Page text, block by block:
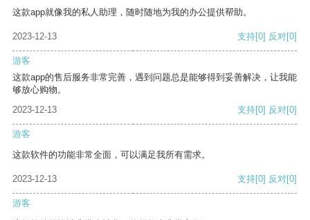
这款app就像我的私人助理，随时随地为我的办公提供帮助。
2023-12-13 支持[0] 反对[0]
游客
这款app的售后服务非常完善，遇到问题总是能够得到妥善解决，让我能
够放心购物。
2023-12-13
支持[0] 反对[0]
游客
这款软件的功能非常全面，可以满足我所有需求。
2023-12-13 支持[0] 反对[0]
游客